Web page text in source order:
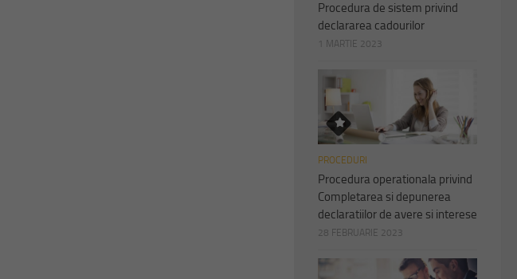
Procedura de sistem privind
declararea cadourilor
1 MARTIE 2023
PROCEDURI
Procedura operationala privind
Completarea si depunerea
declaratiilor de avere si interese
28 FEBRUARIE 2023